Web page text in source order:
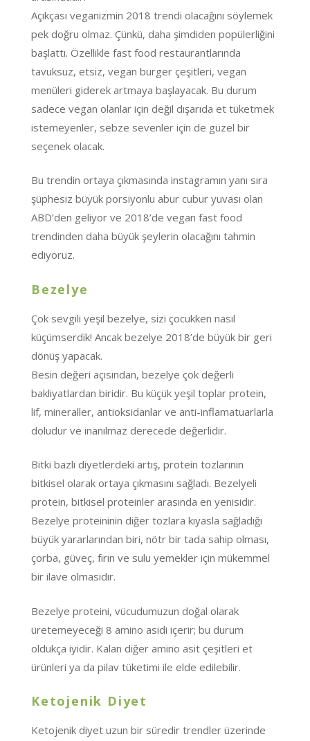
Açıkçası veganizmin 2018 trendi olacağını söylemek
pek doğru olmaz. Çünkü, daha şimdiden popülerliğini
başlattı. Özellikle fast food restaurantlarında
tavuksuz, etsiz, vegan burger çeşitleri, vegan
menüleri giderek artmaya başlayacak. Bu durum
sadece vegan olanlar için değil dışarıda et tüketmek
istemeyenler, sebze sevenler için de güzel bir
seçenek olacak.
Bu trendin ortaya çıkmasında instagramın yanı sıra
şüphesiz büyük porsiyonlu abur cubur yuvası olan
ABD’den geliyor ve 2018’de vegan fast food
trendinden daha büyük şeylerin olacağını tahmin
ediyoruz.
Bezelye
Çok sevgili yeşil bezelye, sizi çocukken nasıl
küçümserdik! Ancak bezelye 2018’de büyük bir geri
dönüş yapacak.
Besin değeri açısından, bezelye çok değerli
bakliyatlardan biridir. Bu küçük yeşil toplar protein,
lif, mineraller, antioksidanlar ve anti-inflamatuarlarla
doludur ve inanılmaz derecede değerlidir.
Bitki bazlı diyetlerdeki artış, protein tozlarının
bitkisel olarak ortaya çıkmasını sağladı. Bezelyeli
protein, bitkisel proteinler arasında en yenisidir.
Bezelye proteininin diğer tozlara kıyasla sağladığı
büyük yararlarından biri, nötr bir tada sahip olması,
çorba, güveç, fırın ve sulu yemekler için mükemmel
bir ilave olmasıdır.
Bezelye proteini, vücudumuzun doğal olarak
üretemeyeceği 8 amino asidi içerir; bu durum
oldukça iyidir. Kalan diğer amino asit çeşitleri et
ürünleri ya da pilav tüketimi ile elde edilebilir.
Ketojenik Diyet
Ketojenik diyet uzun bir süredir trendler üzerinde